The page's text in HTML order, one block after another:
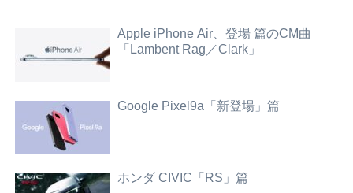
Apple iPhone Air、登場 篇のCM曲
「Lambent Rag／Clark」
Google Pixel9a「新登場」篇
ホンダ CIVIC「RS」篇